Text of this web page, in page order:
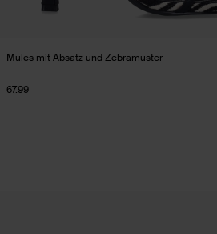
Mules mit Absatz und Zebramuster
67.99